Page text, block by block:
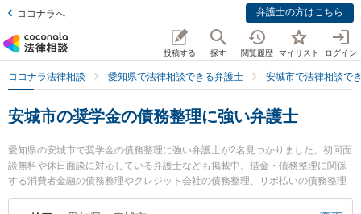
ココナラへ 弁護士の方はこちら
投稿する 探す 閲覧履歴 マイリスト ログイン
ココナラ法律相談 愛知県で法律相談できる弁護士 安城市で法律相談で
安城市の奨学金の債務整理に強い弁護士
愛知県の安城市で奨学金の債務整理に強い弁護士が2名見つかりました。初回面
談無料や休日面談に対応している弁護士なども掲載中。借金・債務整理に関係
する消費者金融の債務整理やクレジット会社の債務整理、リボ払いの債務整理
等の細かな分野での絞り込み検索もでき便利です。特に安城カトレア法律事務
所の猪瀬 秀美弁護士や財前法律事務所の財前 かのこ弁護士のプロフィール情報